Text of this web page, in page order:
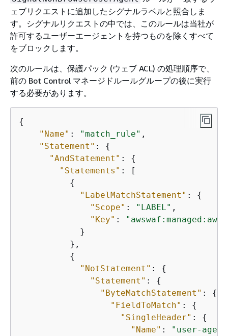
ェブリクエストに追加したシグナルラベルと照合しま
す。シグナルリクエストの中では、このルールは当社が
許可するユーザーエージェントを持つものを除くすべて
をブロックします。
次のルールは、保護パック (ウェブ ACL) の処理順序で、
前の Bot Control マネージドルールグループの後に実行
する必要があります。
{
"Name" : "match_rule" ,
"Statement" : {
"AndStatement" : {
"Statements" : [
{
"LabelMatchStatement" : {
"Scope" : "LABEL" ,
"Key" :
            }
          },
{
"NotStatement" : {
"Statement" : {
"ByteMatchStatement" : {
"FieldToMatch" : {
"SingleHeader" : {
"Name" :
"user-